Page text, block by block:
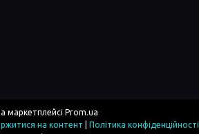
маркетплейсі Prom.ua
на контент
Політика конфіденційності